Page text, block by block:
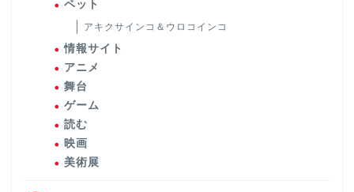
ペット
アキクサインコ＆ウロコインコ
情報サイト
アニメ
舞台
ゲーム
読む
映画
美術展